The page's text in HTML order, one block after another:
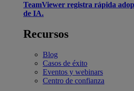
TeamViewer registra rápida
de IA.
Recursos
Blog
Casos de éxito
Eventos y webinars
Centro de confianza